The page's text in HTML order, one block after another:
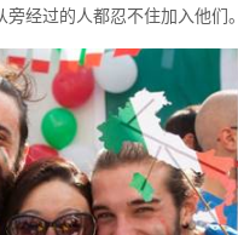
经过的人都忍不住加入他们。